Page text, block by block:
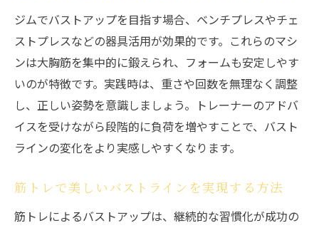
ジムでバストアップを目指す場合、ベンチプレスやチェ
ストプレスなどの器具活用が効果的です。これらのマシ
ンは大胸筋を集中的に鍛えられ、フォームも安定しやす
いのが特徴です。実践時は、重さや回数を無理なく調整
し、正しい姿勢を意識しましょう。トレーナーのアドバ
イスを受けながら段階的に負荷を増やすことで、バスト
ラインの変化をより実感しやすくなります。
筋トレで美しいバストラインを実現する方法
筋トレによるバストアップは、継続的な習慣化が成功の